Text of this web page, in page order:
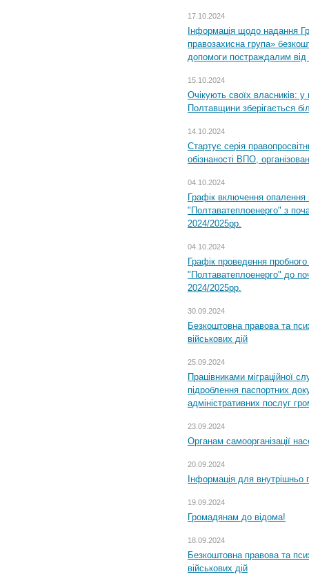
17.10.2024
Інформація щодо надання
правозахисна група»
допомоги постраждалим від
15.10.2024
Очікують своїх власників: у
Полтавщини зберігається
14.10.2024
Стартує серія
обізнаності ВПО,
04.10.2024
Графік включення
"Полтаватеплоенерго" з
2024/2025рр.
04.10.2024
Графік проведення
"Полтаватеплоенерго" до
2024/2025рр.
30.09.2024
Безкоштовна правова та
військових дій
25.09.2024
Працівниками міграційної
підроблення паспортних
адміністративних послуг
23.09.2024
Органам самоорганізації
20.09.2024
Інформація для внутрішньо
19.09.2024
Громадянам до відома!
18.09.2024
Безкоштовна правова та
військових дій